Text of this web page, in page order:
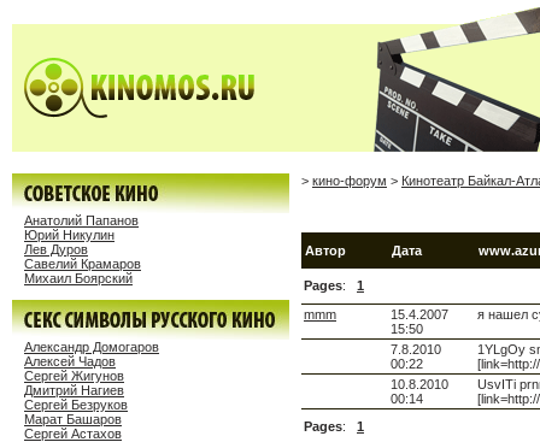
Анатолий Папанов
Юрий Никулин
Лев Дуров
Савелий Крамаров
Михаил Боярский
Александр Домогаров
Алексей Чадов
Сергей Жигунов
Дмитрий Нагиев
Сергей Безруков
Марат Башаров
Сергей Астахов
> кино-форум > Кинотеатр Байкал-
Автор Дата
Pages: 1
mmm
15.4.2007
15:50
я нашел
7.8.2010
00:22
1YLgOy
10.8.2010
00:14
UsvITi
Pages: 1